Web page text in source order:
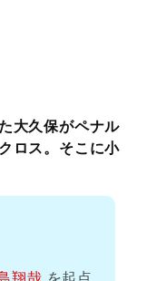
k
大久保がペナル
ロス。そこに小
翔哉 を起点